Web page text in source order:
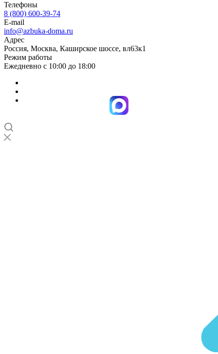
Телефоны
8 (800) 600-39-74
E-mail
info@azbuka-doma.ru
Адрес
Россия, Москва, Каширское шоссе, вл63к1
Режим работы
Ежедневно с 10:00 до 18:00